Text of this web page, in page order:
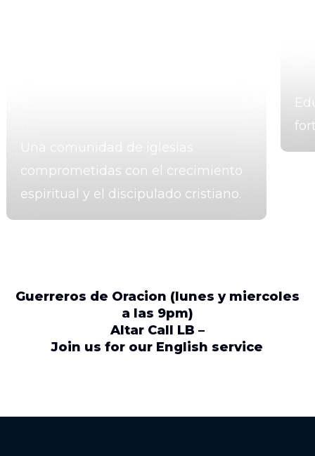
comprometidas con el crecimiento
espiritual y el discipulado cristiano.
Guerreros de Oracion (lunes y miercoles
a las 9pm)
Altar Call LB –
Join us for our English service